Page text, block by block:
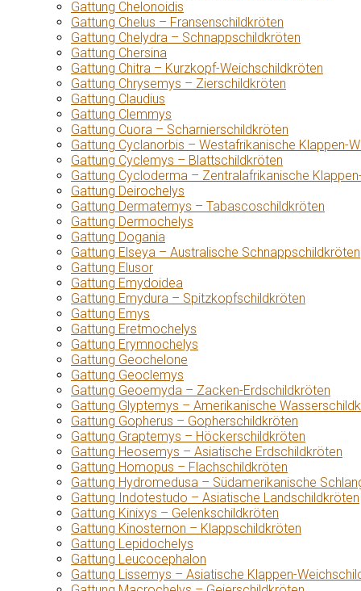
Gattung Chelonoidis
Gattung Chelus – Fransenschildkröten
Gattung Chelydra – Schnappschildkröten
Gattung Chersina
Gattung Chitra – Kurzkopf-Weichschildkröten
Gattung Chrysemys – Zierschildkröten
Gattung Claudius
Gattung Clemmys
Gattung Cuora – Scharnierschildkröten
Gattung Cyclanorbis – Westafrikanische Klappen-
Gattung Cyclemys – Blattschildkröten
Gattung Cycloderma – Zentralafrikanische
Gattung Deirochelys
Gattung Dermatemys – Tabascoschildkröten
Gattung Dermochelys
Gattung Dogania
Gattung Elseya – Australische Schnappschildkröten
Gattung Elusor
Gattung Emydoidea
Gattung Emydura – Spitzkopfschildkröten
Gattung Emys
Gattung Eretmochelys
Gattung Erymnochelys
Gattung Geochelone
Gattung Geoclemys
Gattung Geoemyda – Zacken-Erdschildkröten
Gattung Glyptemys – Amerikanische
Gattung Gopherus – Gopherschildkröten
Gattung Graptemys – Höckerschildkröten
Gattung Heosemys – Asiatische Erdschildkröten
Gattung Homopus – Flachschildkröten
Gattung Hydromedusa – Südamerikanische
Gattung Indotestudo – Asiatische Landschildkröten
Gattung Kinixys – Gelenkschildkröten
Gattung Kinosternon – Klappschildkröten
Gattung Lepidochelys
Gattung Leucocephalon
Gattung Lissemys – Asiatische Klappen-